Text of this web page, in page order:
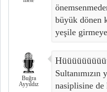
büyük dönen
yeşile
Buğra
Ayyıldız
nasiplisine